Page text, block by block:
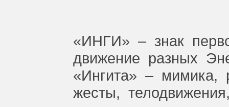
«ИНГИ» – знак
движение разных
«Ингита» – мимика,
жесты,